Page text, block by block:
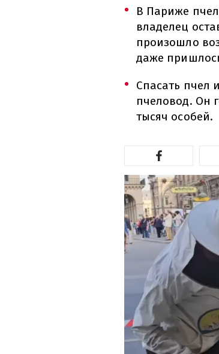
В Париже
владелец
произошло
даже
Спасать пчел
пчеловод. Он
тысяч особей.